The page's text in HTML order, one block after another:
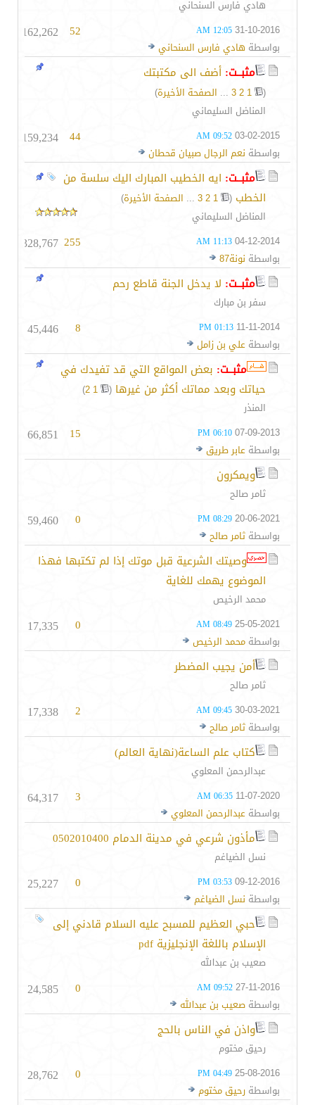
هادي فارس السنحاني
31-10-2016
12:05 AM
بواسطة هادي فارس السنحاني
52
162,262
مثبــت: أضف الى مكتبتك
(
1
2
3
... الصفحة الأخيرة)
المناضل السليماني
03-02-2015
09:52 AM
بواسطة نعم الرجال صبيان قحطان
44
159,234
مثبــت: ايه الخطيب المبارك اليك سلسة من
الخطب (
1
2
3
... الصفحة الأخيرة)
المناضل السليماني
04-12-2014
11:13 AM
بواسطة نونة87
255
328,767
مثبــت: لا يدخل الجنة قاطع رحم
سفر بن مبارك
11-11-2014
01:13 PM
بواسطة علي بن زامل
8
45,446
مثبــت: بعض المواقع التي قد تفيدك في
حياتك وبعد مماتك أكثر من غيرها (
1
2
)
المنذر
07-09-2013
06:10 PM
بواسطة عابر طريق
15
66,851
ويمكرون
ثامر صالح
20-06-2021
08:29 PM
بواسطة ثامر صالح
0
59,460
وصيتك الشرعية قبل موتك إذا لم تكتبها فهذا
الموضوع يهمك للغاية
محمد الرخيص
25-05-2021
08:49 AM
بواسطة محمد الرخيص
0
17,335
أمن يجيب المضطر
ثامر صالح
30-03-2021
09:45 AM
بواسطة ثامر صالح
2
17,338
كتاب علم الساعة(نهاية العالم)
عبدالرحمن المعلوي
11-07-2020
06:35 AM
بواسطة عبدالرحمن المعلوي
3
64,317
مأذون شرعي في مدينة الدمام 0502010400
نسل الضياغم
09-12-2016
03:53 PM
بواسطة نسل الضياغم
0
25,227
حبي العظيم للمسبح عليه السلام قادني إلى
الإسلام باللغة الإنجليزية pdf
صعيب بن عبدالله
27-11-2016
09:52 AM
بواسطة صعيب بن عبدالله
0
24,585
واذن في الناس بالحج
رحيق مختوم
25-08-2016
04:49 PM
بواسطة رحيق مختوم
0
28,762